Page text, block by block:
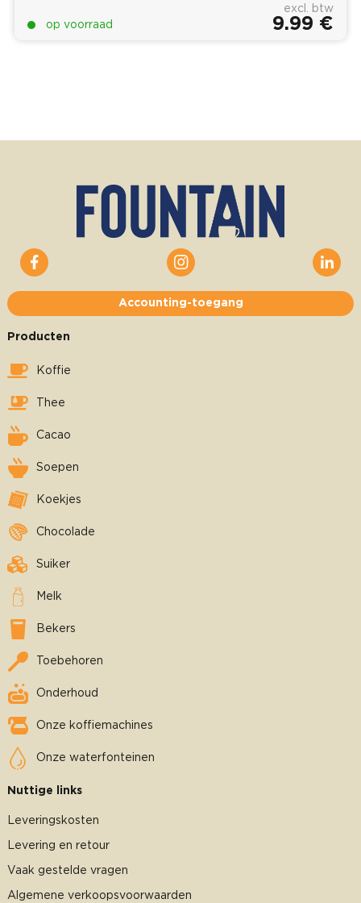
op voorraad
excl. btw
9.99 €
Accounting-toegang
Producten
Koffie
Thee
Cacao
Soepen
Koekjes
Chocolade
Suiker
Melk
Bekers
Toebehoren
Onderhoud
Onze koffiemachines
Onze waterfonteinen
Nuttige links
Leveringskosten
Levering en retour
Vaak gestelde vragen
Algemene verkoopsvoorwaarden